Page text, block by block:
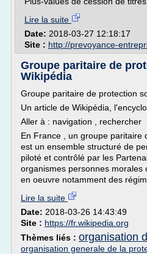
Lire la suite
Date: 2018-03-27 12:18:17
Site : http://prevoyance-
Groupe paritaire de
Wikipédia
Groupe paritaire de protection
Un article de Wikipédia,
Aller à : navigation , rechercher
En France , un groupe paritaire
est un ensemble structuré de
piloté et contrôlé par les
organismes personnes morales
en oeuvre notamment des
Lire la suite
Date: 2018-03-26 14:43:49
Site : https://fr.wikipedia.org
Thèmes liés : organisation
organisation generale de la